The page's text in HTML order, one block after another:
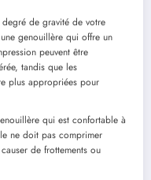
de gravité de votre
genouillère qui offre un
peuvent être
tandis que les
plus appropriées pour
qui est confortable à
ne doit pas comprimer
de frottements ou